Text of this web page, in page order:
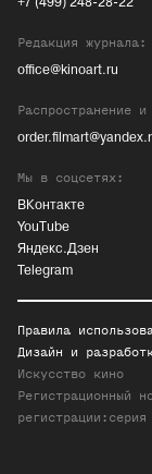
Редакция журнала:
office@kinoart.ru
Распространение
Мы в соцсетях:
ВКонтакте
YouTube
Яндекс.Дзен
Telegram
Правила
Дизайн и
Искусство кино
Регистрационный